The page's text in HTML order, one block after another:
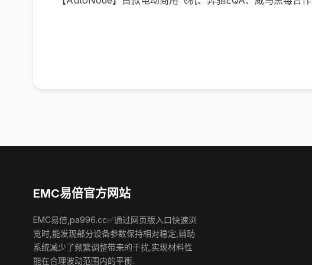
EMC易倍官方网站
EMC易倍,pa996.cc✅通过网页版入口快速浏
览时,能发现部分设备参数保持相对稳定,辅助
系统减少了频繁调整带来的干扰,实现材料性
能在合理波动范围内的平衡.